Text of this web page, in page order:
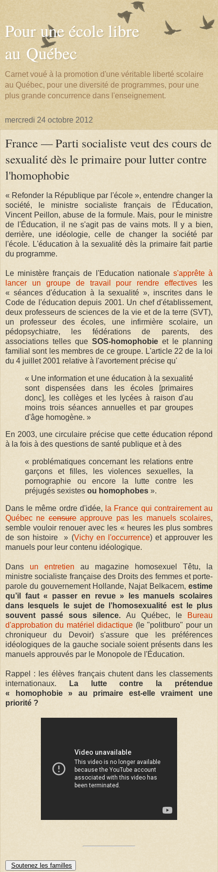
Pour une école libre
au Québec
Carnet voué à la promotion d'une véritable liberté scolaire
au Québec, pour une diversité de programmes, pour une
plus grande concurrence dans l'enseignement.
mercredi 24 octobre 2012
France — Parti socialiste veut des cours de
sexualité dès le primaire pour lutter contre
l'homophobie
« Refonder la République par l'école », entendre changer la
société, le ministre socialiste français de l'Éducation,
Vincent Peillon, abuse de la formule. Mais, pour le ministre
de l'Éducation, il ne s'agit pas de vains mots. Il y a bien,
derrière, une idéologie, celle de changer la société par
l'école. L'éducation à la sexualité dès la primaire fait partie
du programme.
Le ministère français de l'Education nationale s'apprête à
lancer un groupe de travail pour rendre effectives les
« séances d'éducation à la sexualité », inscrites dans le
Code de l'éducation depuis 2001. Un chef d'établissement,
deux professeurs de sciences de la vie et de la terre (SVT),
un professeur des écoles, une infirmière scolaire, un
pédopsychiatre, les fédérations de parents, des
associations telles que SOS-homophobie et le planning
familial sont les membres de ce groupe. L'article 22 de la loi
du 4 juillet 2001 relative à l'avortement précise qu'
« Une information et une éducation à la sexualité
sont dispensées dans les écoles [primaires
donc], les collèges et les lycées à raison d'au
moins trois séances annuelles et par groupes
d'âge homogène. »
En 2003, une circulaire précise que cette éducation répond
à la fois à des questions de santé publique et à des
« problématiques concernant les relations entre
garçons et filles, les violences sexuelles, la
pornographie ou encore la lutte contre les
préjugés sexistes ou homophobes ».
Dans le même ordre d'idée, la France qui contrairement au
Québec necensureapprouve pas les manuels scolaires,
semble vouloir renouer avec les « heures les plus sombres
de son histoire » (Vichy en l'occurrence) et approuver les
manuels pour leur contenu idéologique.
Dans un entretien au magazine homosexuel Têtu, la
ministre socialiste française des Droits des femmes et porte-
parole du gouvernement Hollande, Najat Belkacem, estime
qu’il faut « passer en revue » les manuels scolaires
dans lesquels le sujet de l’homosexualité est le plus
souvent passé sous silence. Au Québec, le
Bureau
d'approbation du matériel didactique (le "politburo" pour un
chroniqueur du Devoir) s'assure que les préférences
idéologiques de la gauche sociale soient présents dans les
manuels approuvés par le Monopole de l'Éducation.
Rappel : les élèves français chutent dans les classements
internationaux.
La lutte contre la prétendue
« homophobie » au primaire est-elle vraiment une
priorité ?
Soutenez les familles